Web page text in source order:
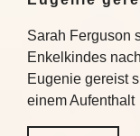
Sarah Ferguson
Enkelkindes
Eugenie gereist
einem Aufenthalt